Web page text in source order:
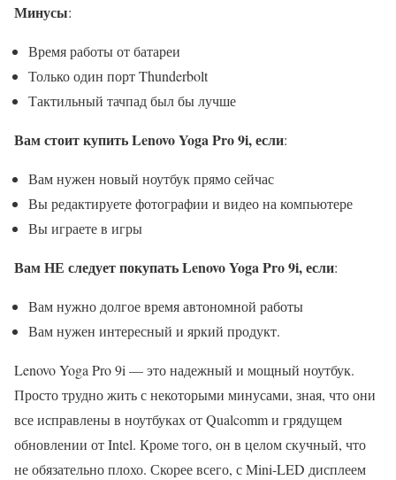
Минусы:
Время работы от батареи
Только один порт Thunderbolt
Тактильный тачпад был бы лучше
Вам стоит купить Lenovo Yoga Pro 9i, если:
Вам нужен новый ноутбук прямо сейчас
Вы редактируете фотографии и видео на компьютере
Вы играете в игры
Вам НЕ следует покупать Lenovo Yoga Pro 9i, если:
Вам нужно долгое время автономной работы
Вам нужен интересный и яркий продукт.
Lenovo Yoga Pro 9i — это надежный и мощный ноутбук.
Просто трудно жить с некоторыми минусами, зная, что они
все исправлены в ноутбуках от Qualcomm и грядущем
обновлении от Intel. Кроме того, он в целом скучный, что
не обязательно плохо. Скорее всего, с Mini-LED дисплеем